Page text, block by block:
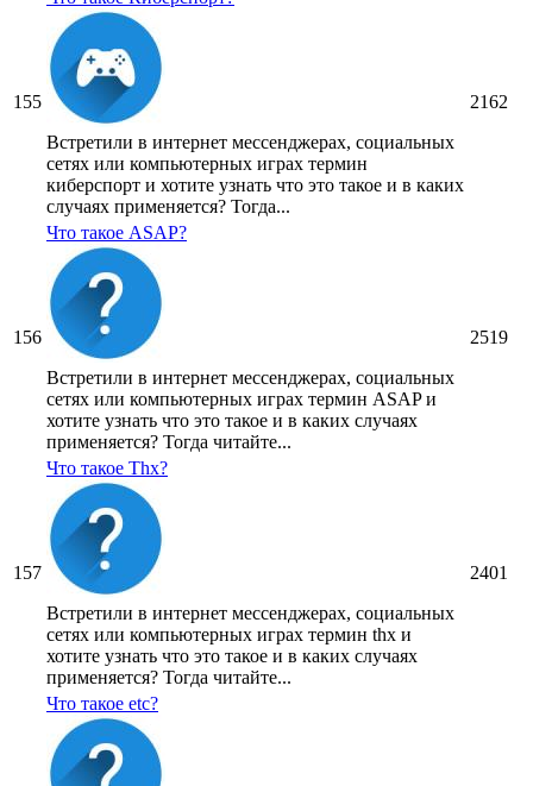
155
Встретили в интернет мессенджерах, социальных
сетях или компьютерных играх термин
киберспорт и хотите узнать что это такое и в каких
случаях применяется? Тогда...
2162
156
Что такое ASAP?
Встретили в интернет мессенджерах, социальных
сетях или компьютерных играх термин ASAP и
хотите узнать что это такое и в каких случаях
применяется? Тогда читайте...
2519
157
Что такое Thx?
Встретили в интернет мессенджерах, социальных
сетях или компьютерных играх термин thx и
хотите узнать что это такое и в каких случаях
применяется? Тогда читайте...
2401
Что такое etc?